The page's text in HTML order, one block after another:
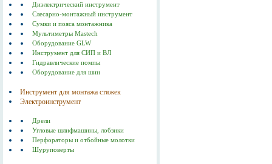
Диэлектрический инструмент
Слесарно-монтажный инструмент
Сумки и пояса монтажника
Мультиметры Mastech
Оборудование GLW
Инструмент для СИП и ВЛ
Гидравлические помпы
Оборудование для шин
Инструмент для монтажа стяжек
Электроинструмент
Дрели
Угловые шлифмашины, лобзики
Перфораторы и отбойные молотки
Шуруповерты